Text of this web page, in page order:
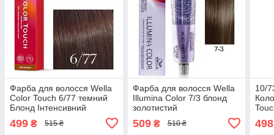
Фарба для волосся Wella
Color Touch 6/77 темний
Блонд Інтенсивний
499 ₴ 515 ₴
Фарба для волосся Wella
Illumina Color 7/3 блонд
золотистий
509₴ 510 ₴
10/
498